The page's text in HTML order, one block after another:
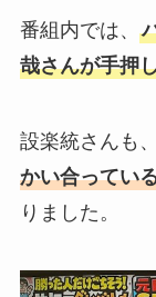
番組内では、
哉さんが手押
設楽統さんも
かい合ってい
りました。